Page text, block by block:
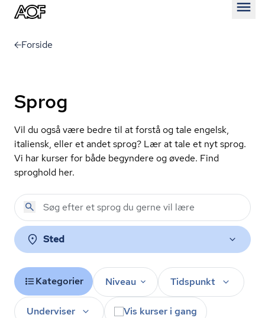
Forside
Sprog
Vil du også være bedre til at forstå og tale engelsk,
italiensk, eller et andet sprog? Lær at tale et nyt sprog.
Vi har kurser for både begyndere og øvede. Find
sproghold her.
Sted
Kategorier Niveau Tidspunkt
Underviser Vis kurser i gang